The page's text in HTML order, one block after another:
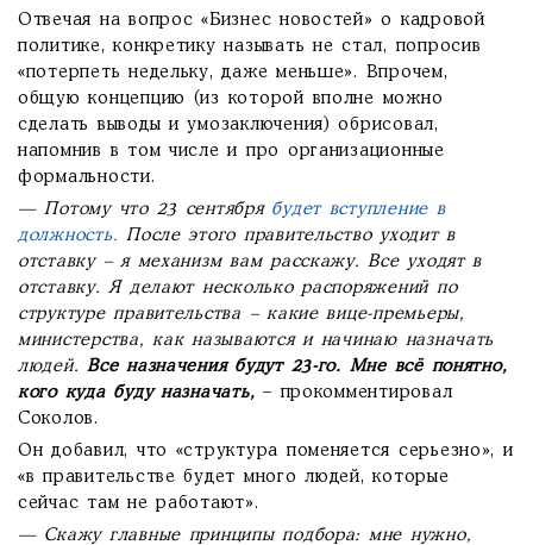
Отвечая на вопрос «Бизнес новостей» о кадровой
политике, конкретику называть не стал, попросив
«потерпеть недельку, даже меньше». Впрочем,
общую концепцию (из которой вполне можно
сделать выводы и умозаключения) обрисовал,
напомнив в том числе и про организационные
формальности.
— Потому что 23 сентября будет вступление в
должность. После этого правительство уходит в
отставку – я механизм вам расскажу. Все уходят в
отставку. Я делают несколько распоряжений по
структуре правительства – какие вице-премьеры,
министерства, как называются и начинаю назначать
людей.Все назначения будут 23-го. Мне всё понятно,
кого куда буду назначать, – прокомментировал
Соколов.
Он добавил, что «структура поменяется серьезно», и
«в правительстве будет много людей, которые
сейчас там не работают».
— Скажу главные принципы подбора: мне нужно,